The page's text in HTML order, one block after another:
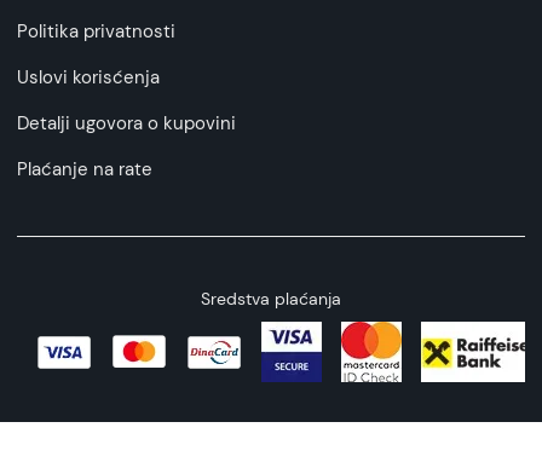
Politika privatnosti
Uslovi korisćenja
Detalji ugovora o kupovini
Plaćanje na rate
Sredstva plaćanja